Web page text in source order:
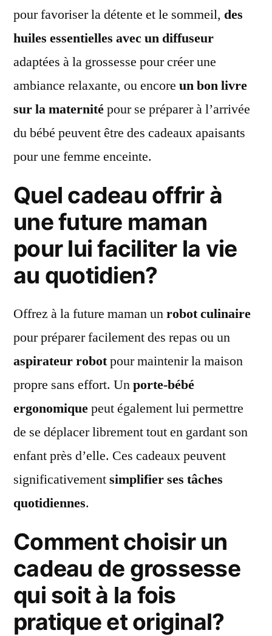
pour favoriser la détente et le sommeil, des
huiles essentielles avec un diffuseur
adaptées à la grossesse pour créer une
ambiance relaxante, ou encore un bon livre
sur la maternitépour se préparer à l’arrivée
du bébé peuvent être des cadeaux apaisants
pour une femme enceinte.
Quel cadeau offrir à
une future maman
pour lui faciliter la vie
au quotidien?
Offrez à la future maman unrobot culinaire
pour préparer facilement des repas ou un
aspirateur robotpour maintenir la maison
propre sans effort. Unporte-bébé
ergonomiquepeut également lui permettre
de se déplacer librement tout en gardant son
enfant près d’elle. Ces cadeaux peuvent
significativementsimplifier ses tâches
quotidiennes.
Comment choisir un
cadeau de grossesse
qui soit à la fois
pratique et original?